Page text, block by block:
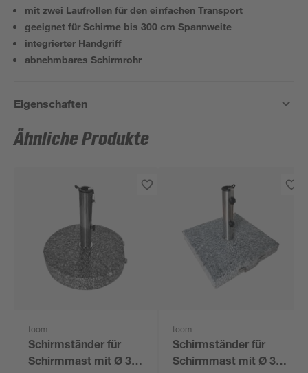
mit zwei Laufrollen für den einfachen Transport
geeignet für Schirme bis 300 cm Spannweite
integrierter Handgriff
abnehmbares Schirmrohr
Eigenschaften
Ähnliche Produkte
toom
Schirmständer für
Schirmmast mit Ø 38
toom
Schirmständer für
Schirmmast mit Ø 38